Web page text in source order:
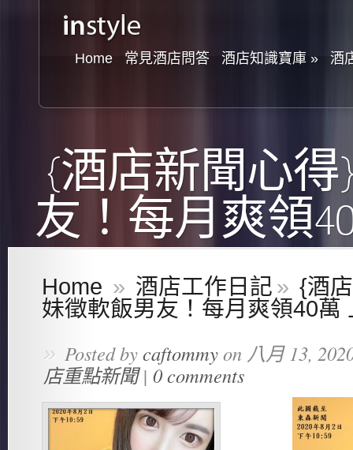
Home 常見酒店問答 酒店知識寶庫 » 酒
{酒店新聞心
友！每月爽領
Home » 酒店工作日記 » {酒
妹徵軟飯男友！每月爽領40萬
» Posted bycaftommyon 八月 13,
店重點新聞| 0 comments